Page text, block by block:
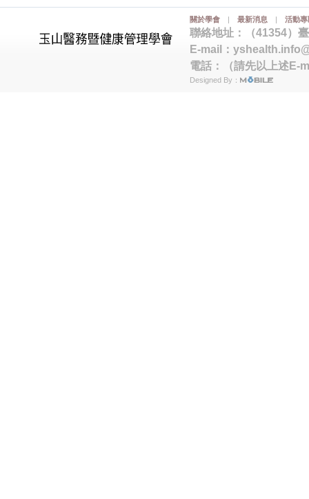
關於學會 | 最新消息 | 活動專
聯絡地址：（41354）
E-mail：
電話：（請先以上述E-
Designed By：